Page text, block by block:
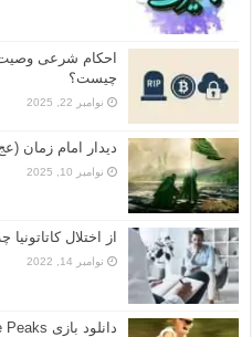
احکام شرعی وصیت
چیست؟
نوامبر 22, 2025
دیدار امام زمان (عج)
نوامبر 10, 2025
از اختلال
نوامبر 14, 2022
دانلود بازی Prime Peaks برای موبایل